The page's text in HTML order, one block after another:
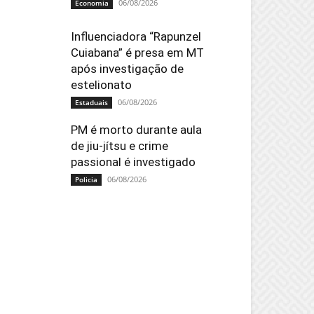
Economia 06/08/2026
Influenciadora “Rapunzel
Cuiabana” é presa em MT
após investigação de
estelionato
Estaduais 06/08/2026
PM é morto durante aula
de jiu-jítsu e crime
passional é investigado
Policia 06/08/2026